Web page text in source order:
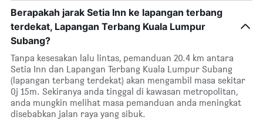
Berapakah jarak Setia Inn ke lapangan terbang
terdekat, Lapangan Terbang Kuala Lumpur
Subang?
Tanpa kesesakan lalu lintas, pemanduan 20.4 km antara
Setia Inn dan Lapangan Terbang Kuala Lumpur Subang
(lapangan terbang terdekat) akan mengambil masa sekitar
0j 15m. Sekiranya anda tinggal di kawasan metropolitan,
anda mungkin melihat masa pemanduan anda meningkat
disebabkan jalan raya yang sibuk.